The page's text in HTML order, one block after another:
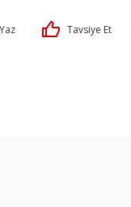
Tavsiye Et